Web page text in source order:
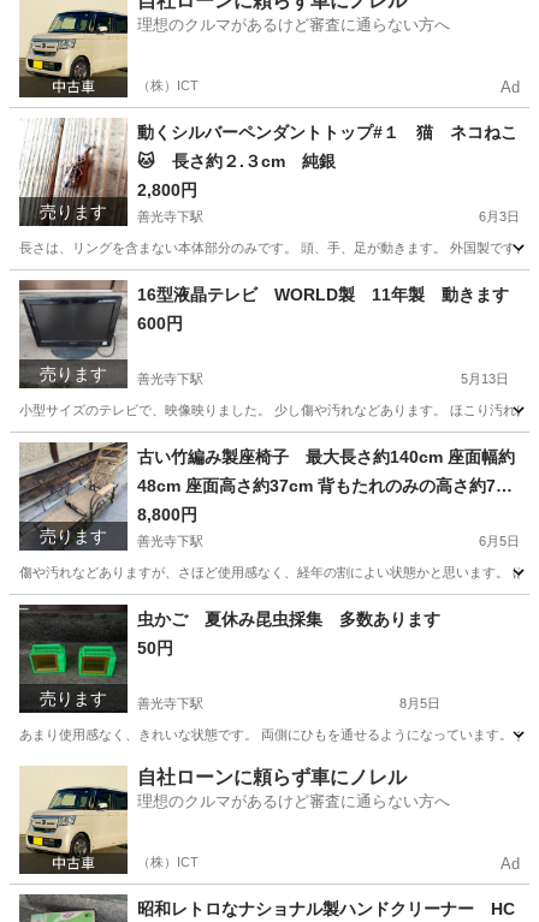
理想のクルマがあるけど審査に通らない方へ
（株）ICT Ad
売ります
動くシルバーペンダントトップ#１ 猫 ネコねこ
🐱 長さ約２.３cm 純銀
2,800円
善光寺下駅 6月3日
長さは、リングを含まない本体部分のみです。 頭、手、足が動きます。 外国製です
長野 長野市 善光寺下駅 アクセサリー
売ります
16型液晶テレビ WORLD製 11年製 動きます
600円
善光寺下駅 5月13日
小型サイズのテレビで、映像映りました。 少し傷や汚れなどあります。 ほこり汚れ
長野 長野市 善光寺下駅 テレビ 小型
売ります
古い竹編み製座椅子 最大長さ約140cm 座面幅約
48cm 座面高さ約37cm 背もたれのみの高さ約75c
m
8,800円
善光寺下駅 6月5日
傷や汚れなどありますが、さほど使用感なく、経年の割によい状態かと思います。
長野 長野市 善光寺下駅 椅子 背もたれ
売ります
虫かご 夏休み昆虫採集 多数あります
50円
善光寺下駅 8月5日
あまり使用感なく、きれいな状態です。 両側にひもを通せるようになっています。
善光寺下駅 おもちゃ 虫かご
自社ローンに頼らず車にノレル
理想のクルマがあるけど審査に通らない方へ
（株）ICT Ad
昭和レトロなナショナル製ハンドクリーナー HC